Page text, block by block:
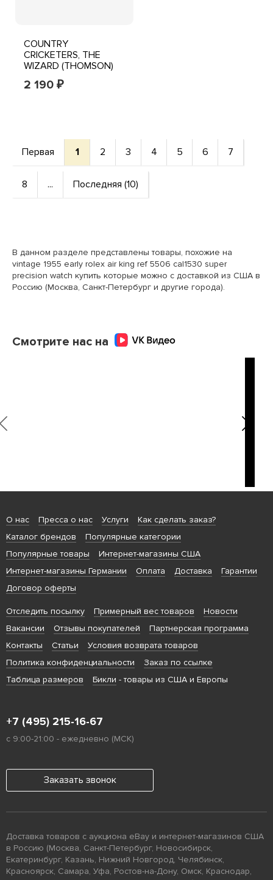
COUNTRY
CRICKETERS, THE
WIZARD (THOMSON)
1955 VINTAGE TRADE
CARDS x8
2 190 ₽
Первая 1 2 3 4 5 6 7
8 ... Последняя (10)
В данном разделе представлены товары, похожие на
vintage 1955 early rolex air king ref 5506 cal1530 super
precision watch купить которые можно с доставкой из США в
Россию (Москва, Санкт-Петербург и другие города).
Смотрите нас на
О нас Пресса о нас Услуги
Как сделать заказ?
Каталог брендов
Популярные категории
Популярные товары
Интернет-магазины США
Интернет-магазины Германии
Оплата Доставка
Гарантии
Договор оферты
Отследить посылку Примерный вес товаров
Новости
Вакансии
Отзывы покупателей
Партнерская программа
Контакты
Статьи
Условия возврата товаров
Политика конфиденциальности
Заказ по ссылке
Таблица размеров
Бикли - товары из США и Европы
+7 (495) 215-16-67
с 9:00-21:00 - ежедневно (МСК)
Заказать звонок
Доставка товаров с аукциона eBay и интернет-магазинов США
в Россию (Москва, Санкт-Петербург, Новосибирск,
Екатеринбург, Казань, Нижний Новгород, Челябинск,
Красноярск, Самара, Уфа, Ростов-на-Дону, Омск, Краснодар,